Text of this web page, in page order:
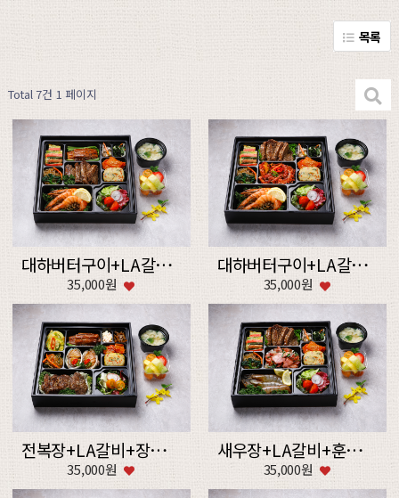
목록
Total 7건 1 페이지
대하버터구이+LA갈비+장어구이+후식
35,000원
대하버터구이+LA갈비+낙지볶음+후식
35,000원
전복장+LA갈비+장어구이+후식
35,000원
새우장+LA갈비+훈제오리불고기+후식
35,000원